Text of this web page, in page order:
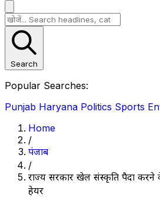
Search
Popular Searches:
Punjab Haryana Politics Sports
Home
/
पंजाब
/
राज्य सरकार खेल संस्कृति पैदा करने
हेयर